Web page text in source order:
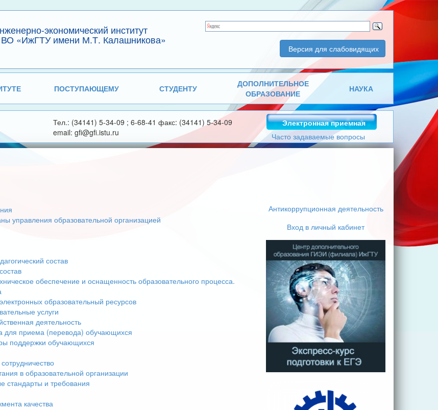
экономический институт
«ИжГТУ имени М.Т. Калашникова»
Версия для слабовидящих
ПОСТУПАЮЩЕМУ СТУДЕНТУ
ДОПОЛНИТЕЛЬНОЕ
ОБРАЗОВАНИЕ
НАУКА
Тел.: (34141) 5-34-09 ; 6-68-41 факс: (34141) 5-34-09
email: gfi@gfi.istu.ru
Электронная приемная
Часто задаваемые вопросы
управления образовательной организацией
состав
обеспечение и оснащенность образовательного процесса.
образовательный ресурсов
услуги
деятельность
для приема (перевода) обучающихся
поддержки обучающихся
в образовательной организации
стандарты и требования
качества
Антикоррупционная деятельность
Вход в личный кабинет